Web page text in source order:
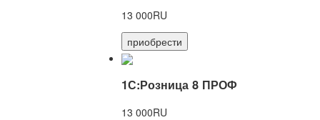
13 000RU
приобрести
1С:Розница 8 ПРОФ
13 000RU